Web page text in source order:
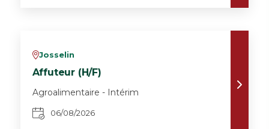
vJosselin
Affuteur (H/F)
Agroalimentaire - Intérim
06/08/2026